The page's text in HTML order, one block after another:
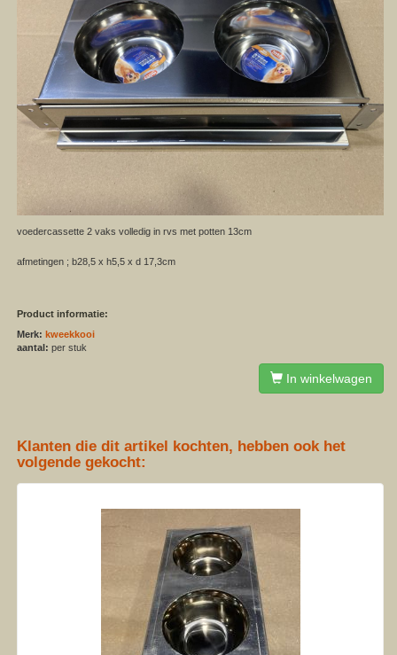
voedercassette 2 vaks volledig in rvs met potten 13cm
afmetingen ; b28,5 x h5,5 x d 17,3cm
Product informatie:
Merk: kweekkooi
aantal: per stuk
In winkelwagen
Klanten die dit artikel kochten, hebben ook het
volgende gekocht: